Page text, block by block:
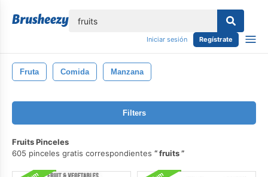
Iniciar sesión Regístrate
Fruta Comida Manzana
Filters
Fruits Pinceles
605 pinceles gratis correspondientes
fruits